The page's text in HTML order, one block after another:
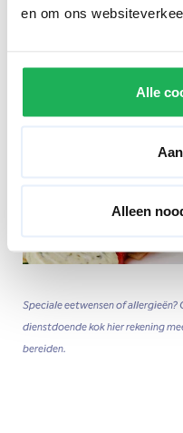
en om ons
Alle
Alleen
Speciale eetwensen of
dienstdoende kok hier rekening
bereiden.